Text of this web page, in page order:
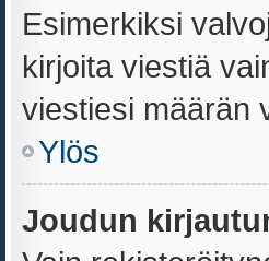
Esimerkiksi
kirjoita viestiä
viestiesi määrän
Ylös
Joudun